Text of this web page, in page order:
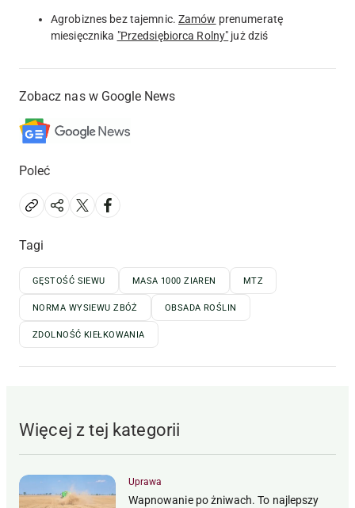
Agrobiznes bez tajemnic. Zamów prenumeratę
miesięcznika "Przedsiębiorca Rolny" już dziś
Zobacz nas w Google News
Poleć
Tagi
GĘSTOŚĆ SIEWU MASA 1000 ZIAREN MTZ
NORMA WYSIEWU ZBÓŻ OBSADA ROŚLIN
ZDOLNOŚĆ KIEŁKOWANIA
Więcej z tej kategorii
Uprawa
Wapnowanie po żniwach. To najlepszy